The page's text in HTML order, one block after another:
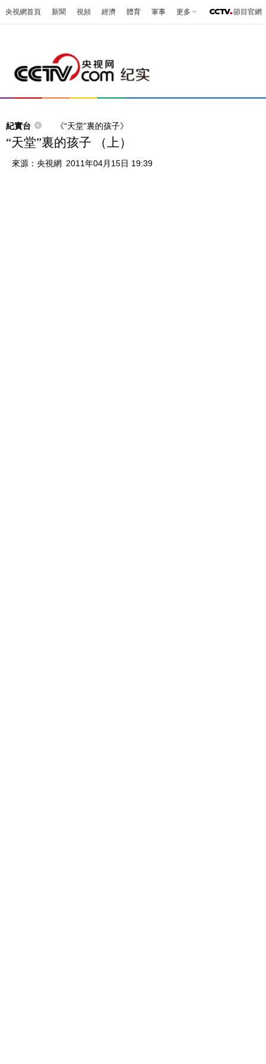
央視網首頁 新聞 視頻 經濟 體育 軍事 更多 節目官網
紀實台 《“天堂”裏的孩子》
“天堂”裏的孩子 （上）
來源： 央視網 2011年04月15日 19:39